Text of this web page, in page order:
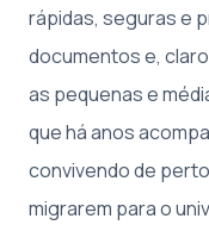
rápidas, seguras e
documentos e,
as pequenas e
que há anos
convivendo de
migrarem para o